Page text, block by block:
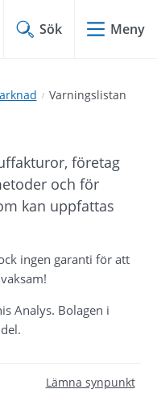
Sök Meny
Varningslistan
företag
och för
kan uppfattas
ingen garanti för att
Analys. Bolagen i
Lämna synpunkt